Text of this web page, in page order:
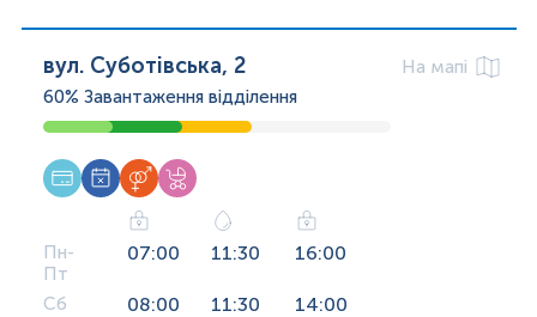
вул. Суботівська, 2
На мапі
60% Завантаження відділення
Пн-
Пт
07:00 11:30 16:00
Сб 08:00 11:30 14:00